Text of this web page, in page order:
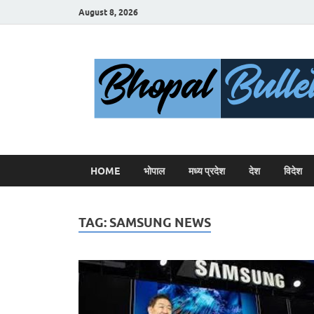
August 8, 2026
HOME भोपाल मध्य प्रदेश देश विदेश
TAG: SAMSUNG NEWS